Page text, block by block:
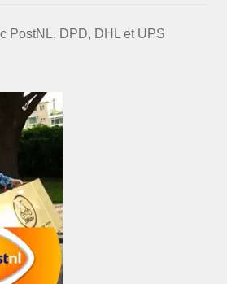
PostNL, DPD, DHL et UPS